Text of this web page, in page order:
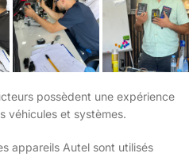
possèdent une expérience
véhicules et systèmes.
appareils Autel sont utilisés